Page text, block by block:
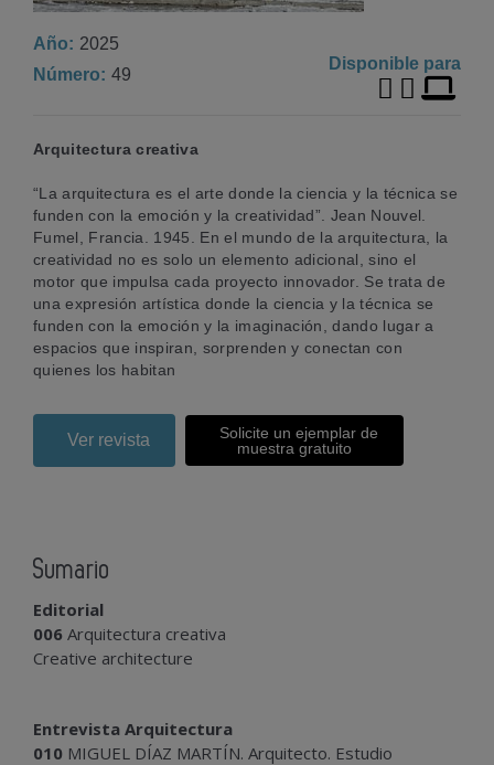
Año
2025
Número
49
Disponible para
Arquitectura creativa
“La arquitectura es el arte donde la ciencia y la técnica se
funden con la emoción y la creatividad”. Jean Nouvel.
Fumel, Francia. 1945. En el mundo de la arquitectura, la
creatividad no es solo un elemento adicional, sino el
motor que impulsa cada proyecto innovador. Se trata de
una expresión artística donde la ciencia y la técnica se
funden con la emoción y la imaginación, dando lugar a
espacios que inspiran, sorprenden y conectan con
quienes los habitan
Ver revista
Solicite un ejemplar de
muestra gratuito
Sumario
Editorial
006 Arquitectura creativa
Creative architecture
Entrevista Arquitectura
010 MIGUEL DÍAZ MARTÍN. Arquitecto. Estudio